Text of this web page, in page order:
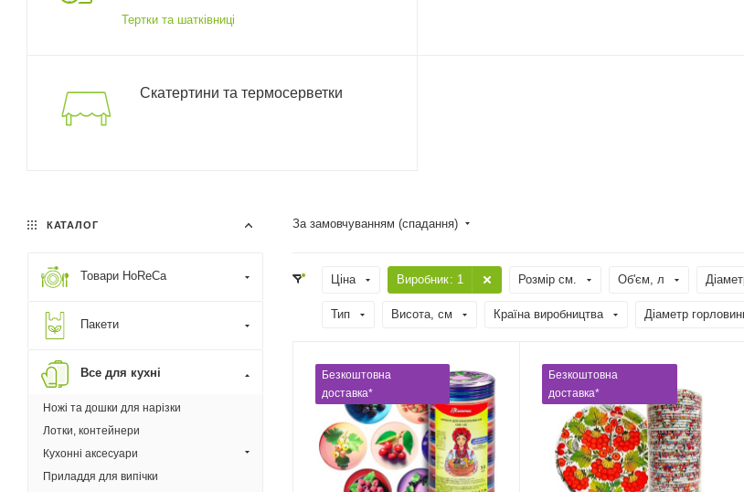
Тертки та шатківниці
Скатертини та термосерветки
За замовчуванням (спадання)
Ціна Виробник: 1 Розмір см. Об'єм, л
Тип Висота, см Країна виробництва Діаметр
Безкоштовна
доставка*
Безкоштовна
доставка*
КАТАЛОГ
Товари HoReCa
Пакети
Все для кухні
Ножі та дошки для нарізки
Лотки, контейнери
Кухонні аксесуари
Приладдя для випічки